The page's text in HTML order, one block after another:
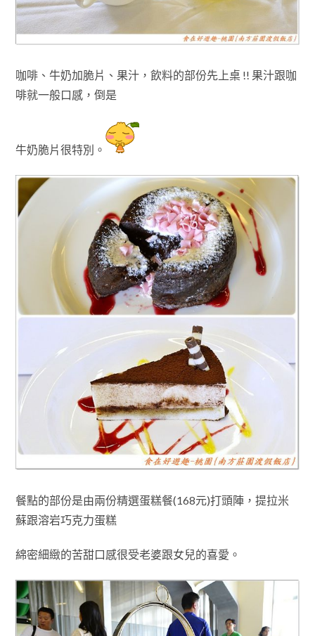
咖啡、 牛奶加脆片 、 果汁，飲料的部份先上桌 !! 果汁跟咖
啡就一般口感，倒是
牛奶脆片很特別 。
餐點的部份是由兩份精選蛋糕餐(168元)打頭陣， 提拉米
蘇跟溶岩巧克力蛋糕
綿密細緻的苦甜口感很受老婆跟女兒的喜愛 。